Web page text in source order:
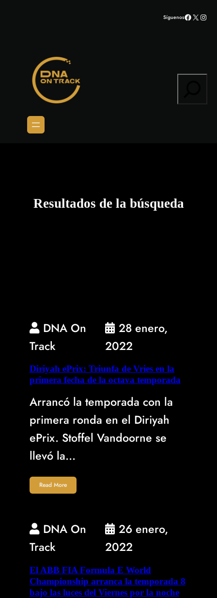
SíguenosFacebook
X
Resultados de la búsqueda
DNA On
Track
28 enero,
2022
Diriyah ePrix: Triunfa de Vries en la
primera fecha de la octava temporada
Arrancó la temporada con la
primera ronda en el Diriyah
ePrix. Stoffel Vandoorne se
llevó la…
Read More
DNA On
Track
26 enero,
2022
El ABB FIA Formula E World
Championship arranca la temporada 8
bajo las luces del Viernes por la noche